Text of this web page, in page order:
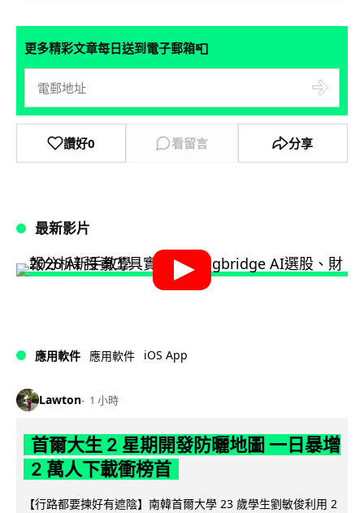
更多精彩文章每日送到電子郵箱📮
讚好0 看留言 分享
最新影片
應用軟件 應用軟件 iOS App
Lawton 1 小時
首爾大生 2 星期開發防曬地圖 一日暴增
2 萬人下載衝榜首
【行路都要揀好有遮陰】南韓首爾大學 23 歲學生劉敏俊利用 2